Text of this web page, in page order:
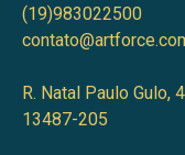
(19)983022500
R. Natal Paulo Gulo,
13487-205